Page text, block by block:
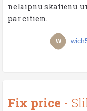
nelaipnu skatienu
par citiem.
W
Fix price -